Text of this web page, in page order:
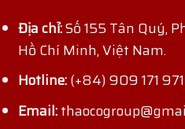
Địa chỉ:Số 155 Tân Quý,
Hồ Chí Minh, Việt Nam.
Hotline:(+84) 909 171 971
Email: